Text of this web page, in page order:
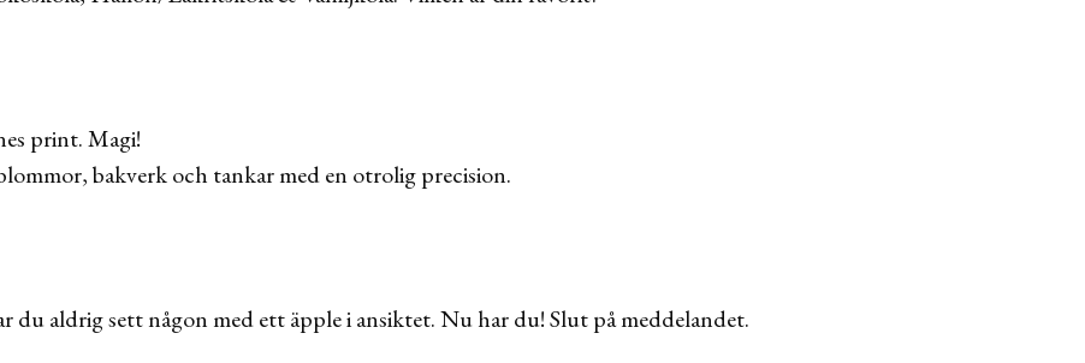
print. Magi!
bakverk och tankar med en otrolig precision.
du aldrig sett någon med ett äpple i ansiktet. Nu har du! Slut på meddelandet.